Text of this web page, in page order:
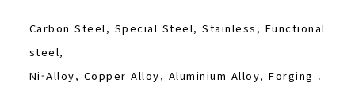
Carbon Steel, Special Steel, Stainless, Functional
steel,
Ni-Alloy, Copper Alloy, Aluminium Alloy, Forging .